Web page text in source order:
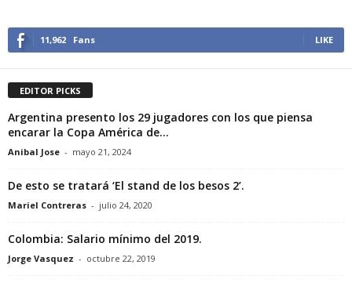
11,962 Fans LIKE
EDITOR PICKS
Argentina presento los 29 jugadores con los que piensa
encarar la Copa América de...
Anibal Jose - mayo 21, 2024
De esto se tratará ‘El stand de los besos 2’.
Mariel Contreras - julio 24, 2020
Colombia: Salario mínimo del 2019.
Jorge Vasquez - octubre 22, 2019